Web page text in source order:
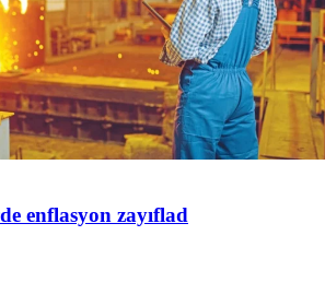
enflasyon zayıflad